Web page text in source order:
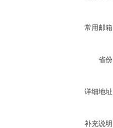
常用邮
省
详细地
补充说